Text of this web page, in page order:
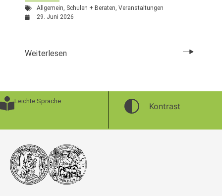
Allgemein, Schulen + Beraten, Veranstaltungen
29. Juni 2026
Weiterlesen
Leichte Sprache
Kontrast